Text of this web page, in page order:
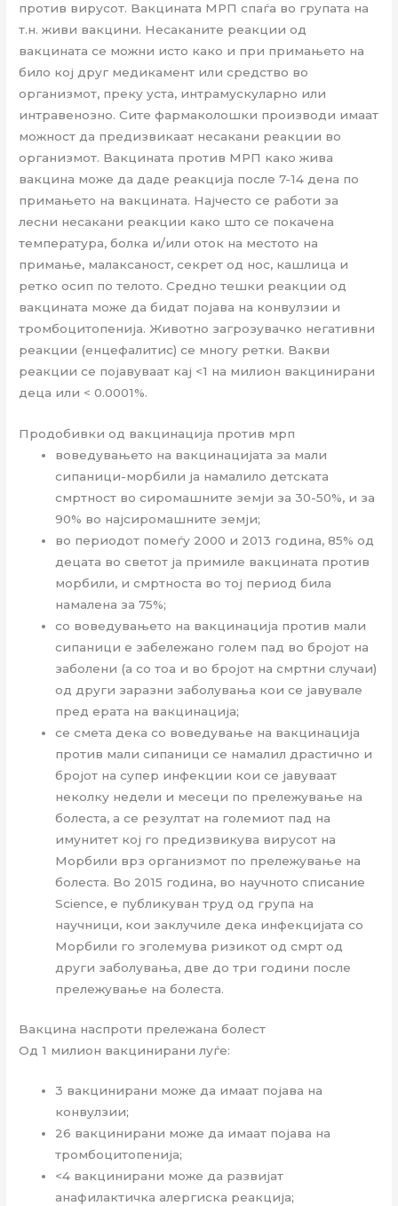
против вирусот. Вакцината МРП спаѓа во групата на
т.н. живи вакцини. Несаканите реакции од
вакцината се можни исто како и при примањето на
било кој друг медикамент или средство во
организмот, преку уста, интрамускуларно или
интравенозно. Сите фармаколошки производи имаат
можност да предизвикаат несакани реакции во
организмот. Вакцината против МРП како жива
вакцина може да даде реакција после 7-14 дена по
примањето на вакцината. Најчесто се работи за
лесни несакани реакции како што се покачена
температура, болка и/или оток на местото на
примање, малаксаност, секрет од нос, кашлица и
ретко осип по телото. Средно тешки реакции од
вакцината може да бидат појава на конвулзии и
тромбоцитопенија. Животно загрозувачко негативни
реакции (енцефалитис) се многу ретки. Вакви
реакции се појавуваат кај <1 на милион вакцинирани
деца или < 0.0001%.
Продобивки од вакцинација против мрп
воведувањето на вакцинацијата за мали
сипаници-морбили ја намалило детската
смртност во сиромашните земји за 30-50%, и за
90% во најсиромашните земји;
во периодот помеѓу 2000 и 2013 година, 85% од
децата во светот ја примиле вакцината против
морбили, и смртноста во тој период била
намалена за 75%;
со воведувањето на вакцинација против мали
сипаници е забележано голем пад во бројот на
заболени (а со тоа и во бројот на смртни случаи)
од други заразни заболувања кои се јавувале
пред ерата на вакцинација;
се смета дека со воведување на вакцинација
против мали сипаници се намалил драстично и
бројот на супер инфекции кои се јавуваат
неколку недели и месеци по прележување на
болеста, а се резултат на големиот пад на
имунитет кој го предизвикува вирусот на
Морбили врз организмот по прележување на
болеста. Во 2015 година, во научното списание
Science, е публикуван труд од група на
научници, кои заклучиле дека инфекцијата со
Морбили го зголемува ризикот од смрт од
други заболувања, две до три години после
прележување на болеста.
Вакцина наспроти прележана болест
Од 1 милион вакцинирани луѓе:
3 вакцинирани може да имаат појава на
конвулзии;
26 вакцинирани може да имаат појава на
тромбоцитопенија;
<4 вакцинирани може да развијат
анафилактичка алергиска реакција;